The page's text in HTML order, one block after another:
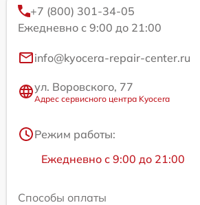
+7 (800) 301-34-05
Ежедневно с 9:00 до 21:00
info@kyocera-repair-center.ru
ул. Воровского, 77
Адрес сервисного центра Kyocera
Режим работы:
Ежедневно с 9:00 до 21:00
Способы оплаты